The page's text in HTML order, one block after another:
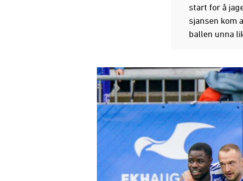
start for å
sjansen kom
ballen unna